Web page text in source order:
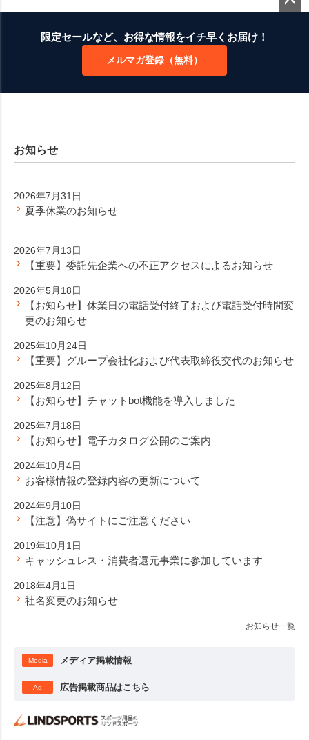
限定セールなど、お得な情報をイチ早くお届け！
メルマガ登録（無料）
お知らせ
2026年7月31日
夏季休業のお知らせ
2026年7月13日
【重要】委託先企業への不正アクセスによるお知らせ
2026年5月18日
【お知らせ】休業日の電話受付終了および電話受付時間変
更のお知らせ
2025年10月24日
【重要】グループ会社化および代表取締役交代のお知らせ
2025年8月12日
【お知らせ】チャットbot機能を導入しました
2025年7月18日
【お知らせ】電子カタログ公開のご案内
2024年10月4日
お客様情報の登録内容の更新について
2024年9月10日
【注意】偽サイトにご注意ください
2019年10月1日
キャッシュレス・消費者還元事業に参加しています
2018年4月1日
社名変更のお知らせ
お知らせ一覧
Media メディア掲載情報
Ad 広告掲載商品はこちら